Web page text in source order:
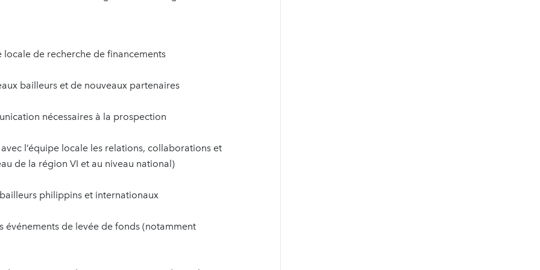
de recherche de financements
bailleurs et de nouveaux partenaires
nécessaires à la prospection
l’équipe locale les relations, collaborations et
de la région VI et au niveau national)
philippins et internationaux
de levée de fonds (notamment